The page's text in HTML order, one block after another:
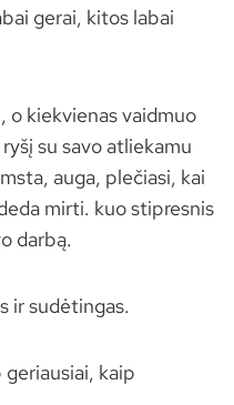
gerai, kitos labai
o kiekvienas vaidmuo
su savo atliekamu
auga, plečiasi, kai
mirti. kuo stipresnis
darbą.
ir sudėtingas.
kaip